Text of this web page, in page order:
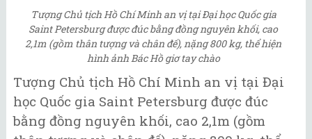
Tượng Chủ tịch Hồ Chí Minh an vị tại Đại học Quốc gia
Saint Petersburg được đúc bằng đồng nguyên khối, cao
2,1m (gồm thân tượng và chân đế), nặng 800 kg, thể hiện
hình ảnh Bác Hồ giơ tay chào
Tượng Chủ tịch Hồ Chí Minh an vị tại Đại
học Quốc gia Saint Petersburg được đúc
bằng đồng nguyên khối, cao 2,1m (gồm